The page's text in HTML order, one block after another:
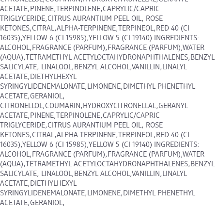
ACETATE,PINENE,TERPINOLENE,CAPRYLIC/CAPRIC
TRIGLYCERIDE,CITRUS AURANTIUM PEEL OIL, ROSE
KETONES,CITRAL,ALPHA-TERPINENE,TERPINEOL,RED 40 (CI
16035),YELLOW 6 (CI 15985),YELLOW 5 (CI 19140) INGREDIENTS:
ALCOHOL,FRAGRANCE (PARFUM),FRAGRANCE (PARFUM),WATER
(AQUA),TETRAMETHYL ACETYLOCTAHYDRONAPHTHALENES,BENZYL
SALICYLATE, LINALOOL,BENZYL ALCOHOL,VANILLIN,LINALYL
ACETATE,DIETHYLHEXYL
SYRINGYLIDENEMALONATE,LIMONENE,DIMETHYL PHENETHYL
ACETATE,GERANIOL,
CITRONELLOL,COUMARIN,HYDROXYCITRONELLAL,GERANYL
ACETATE,PINENE,TERPINOLENE,CAPRYLIC/CAPRIC
TRIGLYCERIDE,CITRUS AURANTIUM PEEL OIL, ROSE
KETONES,CITRAL,ALPHA-TERPINENE,TERPINEOL,RED 40 (CI
16035),YELLOW 6 (CI 15985),YELLOW 5 (CI 19140) INGREDIENTS:
ALCOHOL,FRAGRANCE (PARFUM),FRAGRANCE (PARFUM),WATER
(AQUA),TETRAMETHYL ACETYLOCTAHYDRONAPHTHALENES,BENZYL
SALICYLATE, LINALOOL,BENZYL ALCOHOL,VANILLIN,LINALYL
ACETATE,DIETHYLHEXYL
SYRINGYLIDENEMALONATE,LIMONENE,DIMETHYL PHENETHYL
ACETATE,GERANIOL,